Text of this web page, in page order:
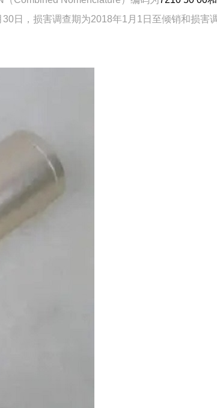
日，损害调查期为2018年1月1日至倾销和损害